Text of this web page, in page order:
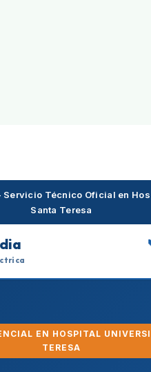
Servicio Técnico Oficial en
Santa Teresa
EN HOSPITAL
TERESA